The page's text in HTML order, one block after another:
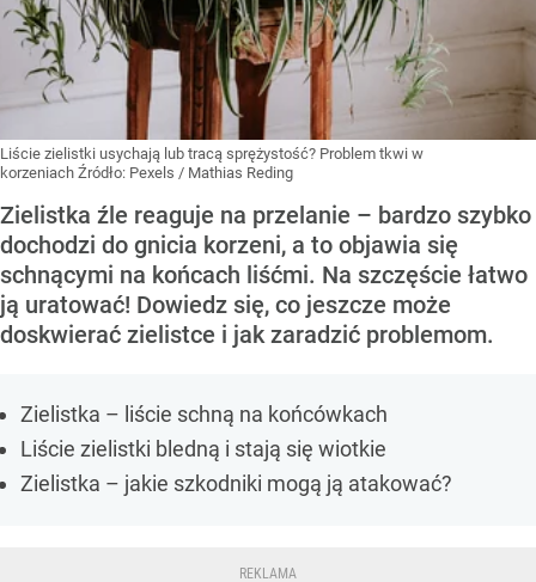
Liście zielistki usychają lub tracą sprężystość? Problem tkwi w
korzeniach Źródło: Pexels / Mathias Reding
Zielistka źle reaguje na przelanie – bardzo szybko
dochodzi do gnicia korzeni, a to objawia się
schnącymi na końcach liśćmi. Na szczęście łatwo
ją uratować! Dowiedz się, co jeszcze może
doskwierać zielistce i jak zaradzić problemom.
Zielistka – liście schną na końcówkach
Liście zielistki bledną i stają się wiotkie
Zielistka – jakie szkodniki mogą ją atakować?